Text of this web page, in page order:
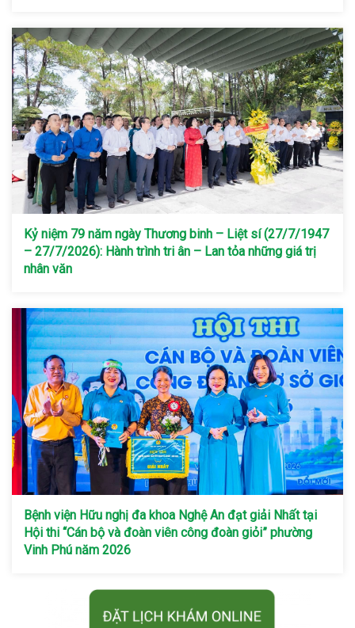
Kỷ niệm 79 năm ngày Thương binh – Liệt sí (27/7/1947
– 27/7/2026): Hành trình tri ân – Lan tỏa những giá trị
nhân văn
Bệnh viện Hữu nghị đa khoa Nghệ An đạt giải Nhất tại
Hội thi “Cán bộ và đoàn viên công đoàn giỏi” phường
Vinh Phú năm 2026